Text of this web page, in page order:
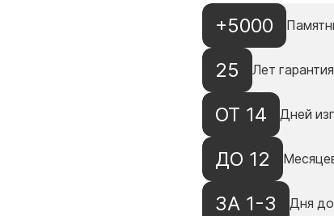
+5000
25 Лет
ОТ 14 Дней
ДО 12
ЗА 1-3 Дня